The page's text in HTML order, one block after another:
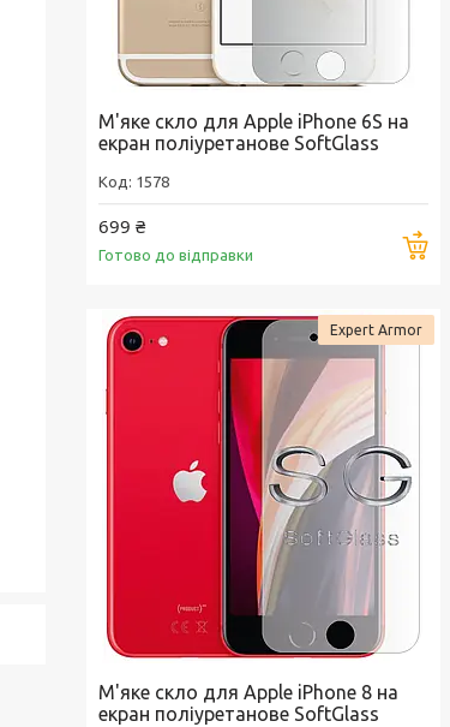
М'яке скло для Apple iPhone 6S на
екран поліуретанове SoftGlass
1578
699 ₴
Готово до відправки
Expert Armor
М'яке скло для Apple iPhone 8 на
екран поліуретанове SoftGlass